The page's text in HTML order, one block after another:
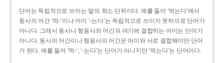
단어는 독립적으로 쓰이는 말의 최소 단위이다. 예를 들어 ‘먹는다’에서
동사의 어간 ‘먹-­’이나 어미 ‘­-는다’는 독립적으로 쓰이지 못하므로 단어가
아니다. 그래서 동사나 형용사의 어간과 여기에 결합하는 어미는 단어가
아니다. 동사의 어간이나 형용사의 어간은 어미와 서로 결합해야만 단어
가 된다. 예를 들어 ‘먹-’, ‘-는다’는 단어가 아니지만 ‘먹는다’는 단어이다.